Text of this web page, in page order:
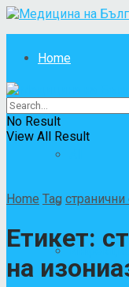
Home
Болести
Други
No Result
View All Result
Home Tag
Етикет:
на